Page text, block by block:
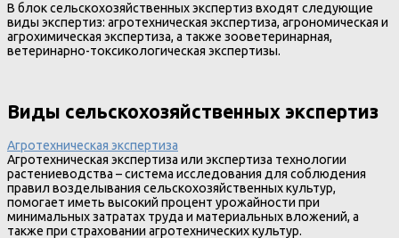
В блок сельскохозяйственных экспертиз входят следующие
виды экспертиз: агротехническая экспертиза, агрономическая и
агрохимическая экспертиза, а также зооветеринарная,
ветеринарно-токсикологическая экспертизы.
Виды сельскохозяйственных экспертиз
Агротехническая экспертиза
Агротехническая экспертиза или экспертиза технологии
растениеводства – система исследования для соблюдения
правил возделывания сельскохозяйственных культур,
помогает иметь высокий процент урожайности при
минимальных затратах труда и материальных вложений, а
также при страховании агротехнических культур.